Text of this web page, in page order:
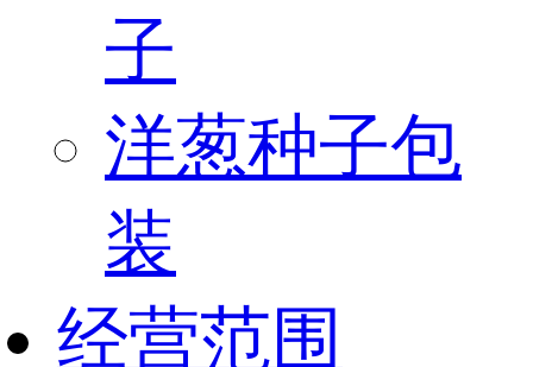
子
洋葱种子包
装
经营范围